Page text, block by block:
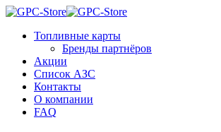
Топливные карты
Бренды партнёров
Акции
Список АЗС
Контакты
О компании
FAQ